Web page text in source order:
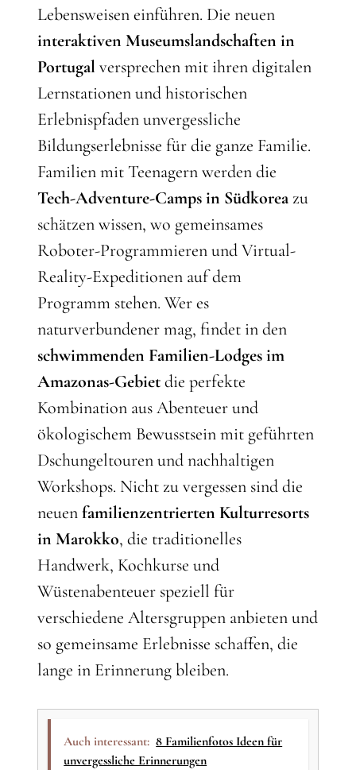
Lebensweisen einführen. Die neuen
interaktiven Museumslandschaften in
Portugal versprechen mit ihren digitalen
Lernstationen und historischen
Erlebnispfaden unvergessliche
Bildungserlebnisse für die ganze Familie.
Familien mit Teenagern werden die
Tech-Adventure-Camps in Südkorea zu
schätzen wissen, wo gemeinsames
Roboter-Programmieren und Virtual-
Reality-Expeditionen auf dem
Programm stehen. Wer es
naturverbundener mag, findet in den
schwimmenden Familien-Lodges im
Amazonas-Gebietdie perfekte
Kombination aus Abenteuer und
ökologischem Bewusstsein mit geführten
Dschungeltouren und nachhaltigen
Workshops. Nicht zu vergessen sind die
neuenfamilienzentrierten Kulturresorts
in Marokko, die traditionelles
Handwerk, Kochkurse und
Wüstenabenteuer speziell für
verschiedene Altersgruppen anbieten und
so gemeinsame Erlebnisse schaffen, die
lange in Erinnerung bleiben.
Auch interessant: 8 Familienfotos Ideen für
unvergessliche Erinnerungen